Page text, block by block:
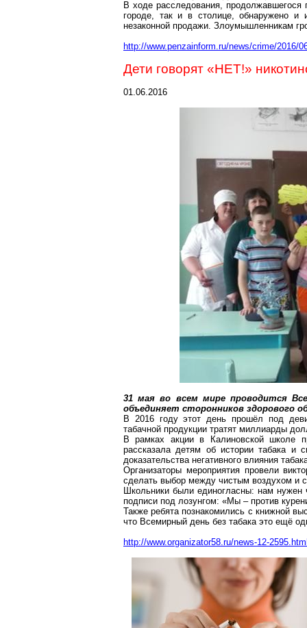
В ходе расследования, продолжавшегося
городе, так и в столице, обнаружено и
незаконной продажи. Злоумышленникам
http://www.penzainform.ru/news/crime/2016/
Дети говорят «НЕТ!»
01.06.2016
31 мая во всем мире проводится
объединяет сторонников здорового
В 2016 году этот день прошёл под
табачной продукции тратят миллиарды
В рамках акции в Калиновской школе
рассказала детям об истории табака
доказательства негативного влияния
Организаторы мероприятия провели
сделать выбор между чистым воздухом и
Школьники были единогласны: нам нужен
подписи под лозунгом: «Мы – против
Также ребята познакомились с книжной
что Всемирный день без табака это ещё
http://www.organizator58.ru/news-12-